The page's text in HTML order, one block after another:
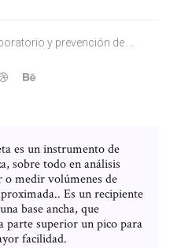
y prevención de ...
es un instrumento de
sobre todo en análisis
o medir volúmenes de
Es un recipiente
base ancha, que
parte superior un pico para
facilidad.